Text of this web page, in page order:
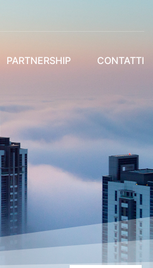
PARTNERSHIP CONTATTI